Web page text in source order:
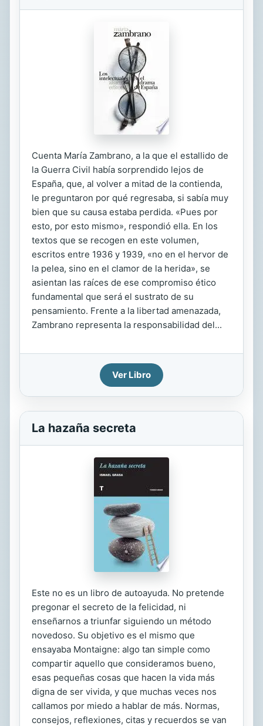
Cuenta María Zambrano, a la que el estallido de
la Guerra Civil había sorprendido lejos de
España, que, al volver a mitad de la contienda,
le preguntaron por qué regresaba, si sabía muy
bien que su causa estaba perdida. «Pues por
esto, por esto mismo», respondió ella. En los
textos que se recogen en este volumen,
escritos entre 1936 y 1939, «no en el hervor de
la pelea, sino en el clamor de la herida», se
asientan las raíces de ese compromiso ético
fundamental que será el sustrato de su
pensamiento. Frente a la libertad amenazada,
Zambrano representa la responsabilidad del...
Ver Libro
La hazaña secreta
Este no es un libro de autoayuda. No pretende
pregonar el secreto de la felicidad, ni
enseñarnos a triunfar siguiendo un método
novedoso. Su objetivo es el mismo que
ensayaba Montaigne: algo tan simple como
compartir aquello que consideramos bueno,
esas pequeñas cosas que hacen la vida más
digna de ser vivida, y que muchas veces nos
callamos por miedo a hablar de más. Normas,
consejos, reflexiones, citas y recuerdos se van